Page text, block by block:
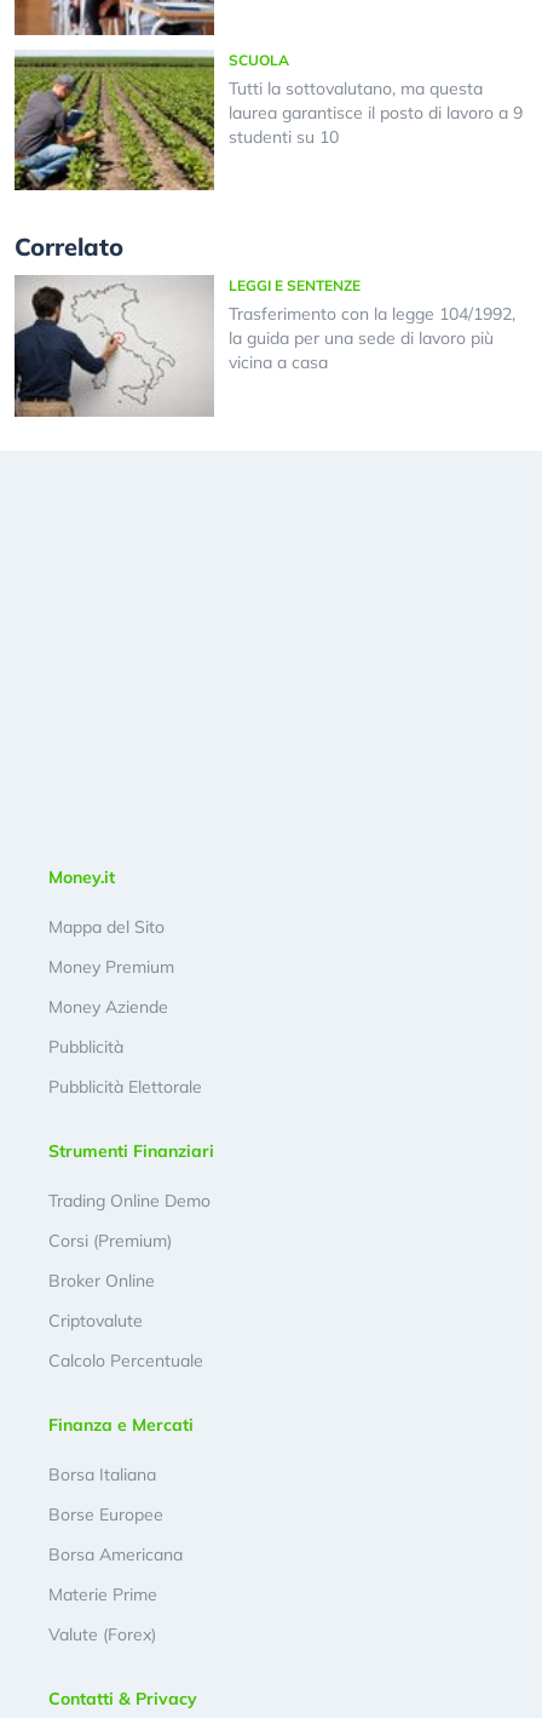
SCUOLA
Tutti la sottovalutano, ma questa
laurea garantisce il posto di lavoro a 9
studenti su 10
Correlato
LEGGI E SENTENZE
Trasferimento con la legge 104/1992,
la guida per una sede di lavoro più
vicina a casa
Money.it
Mappa del Sito
Money Premium
Money Aziende
Pubblicità
Pubblicità Elettorale
Strumenti Finanziari
Trading Online Demo
Corsi (Premium)
Broker Online
Criptovalute
Calcolo Percentuale
Finanza e Mercati
Borsa Italiana
Borse Europee
Borsa Americana
Materie Prime
Valute (Forex)
Contatti & Privacy